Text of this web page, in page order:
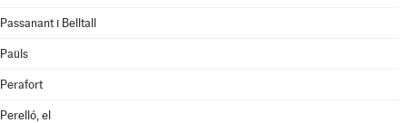
Passanant i Belltall
Paüls
Perafort
Perelló, el